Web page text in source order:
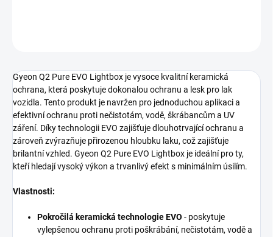
Gyeon Q2 Pure EVO Lightbox je vysoce kvalitní keramická
ochrana, která poskytuje dokonalou ochranu a lesk pro lak
vozidla. Tento produkt je navržen pro jednoduchou aplikaci a
efektivní ochranu proti nečistotám, vodě, škrábancům a UV
záření. Díky technologii EVO zajišťuje dlouhotrvající ochranu a
zároveň zvýrazňuje přirozenou hloubku laku, což zajišťuje
brilantní vzhled. Gyeon Q2 Pure EVO Lightbox je ideální pro ty,
kteří hledají vysoký výkon a trvanlivý efekt s minimálním úsilím.
Vlastnosti:
Pokročilá keramická technologie EVO - poskytuje
vylepšenou ochranu proti poškrábání, nečistotám, vodě a